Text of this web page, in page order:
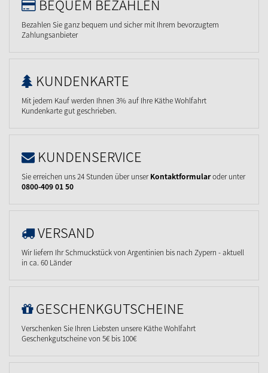
BEQUEM BEZAHLEN
Bezahlen Sie ganz bequem und sicher mit Ihrem bevorzugtem
Zahlungsanbieter
KUNDENKARTE
Mit jedem Kauf werden Ihnen 3% auf Ihre Käthe Wohlfahrt
Kundenkarte gut geschrieben.
KUNDENSERVICE
Sie erreichen uns 24 Stunden über unserKontaktformularoder unter
0800-409 01 50
VERSAND
Wir liefern Ihr Schmuckstück von Argentinien bis nach Zypern - aktuell
in ca. 60 Länder
GESCHENKGUTSCHEINE
Verschenken Sie Ihren Liebsten unsere Käthe Wohlfahrt
Geschenkgutscheine von 5€ bis 100€